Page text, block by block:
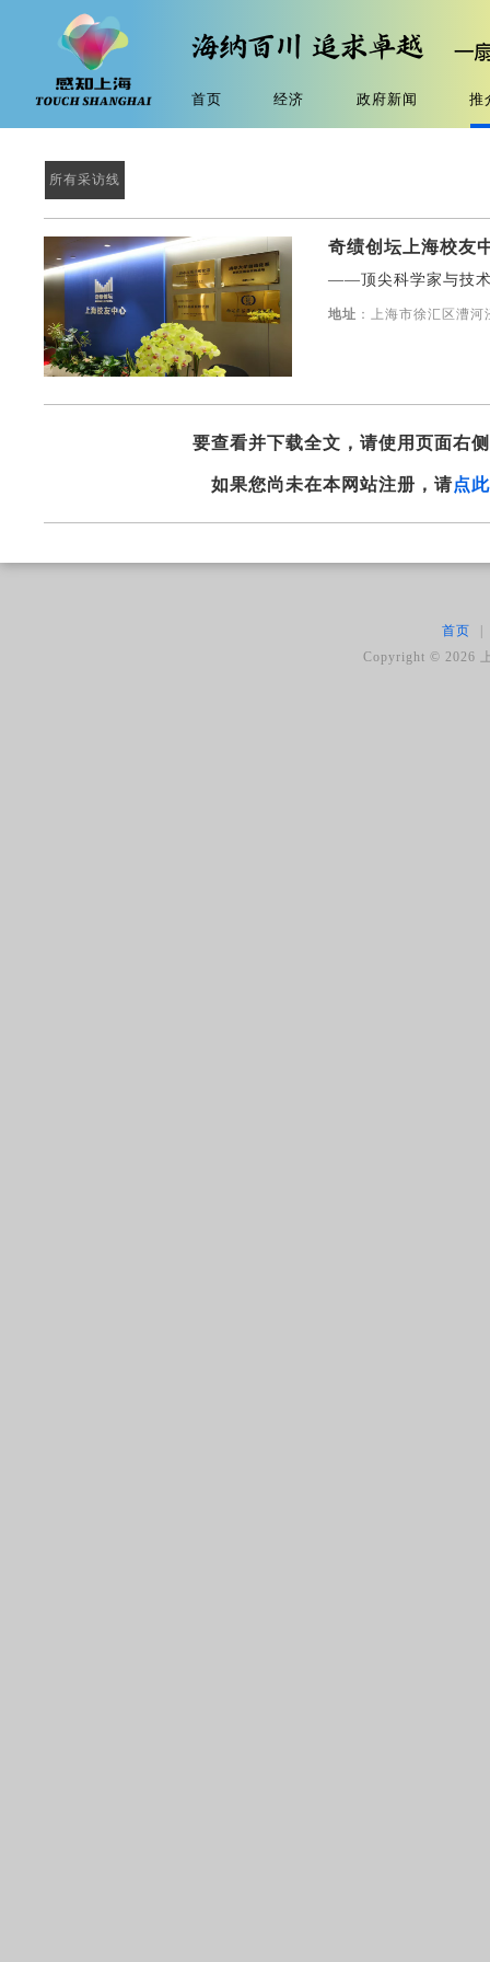
首页 经济 政府新闻 推
所有采访线
奇绩创坛上海校友
——顶尖科学家与技
地址 ：‌上海市徐汇区漕河
要查看并下载全文，请使用页面右
如果您尚未在本网站注册，请点
首页
Copyright ©2026